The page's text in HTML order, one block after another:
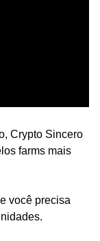
Crypto Sincero
farms mais
você precisa